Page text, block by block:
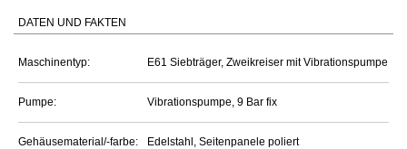
DATEN UND FAKTEN
Maschinentyp: E61 Siebträger, Zweikreiser mit Vibrationspumpe
Pumpe: Vibrationspumpe, 9 Bar fix
Gehäusematerial/-farbe: Edelstahl, Seitenpanele poliert